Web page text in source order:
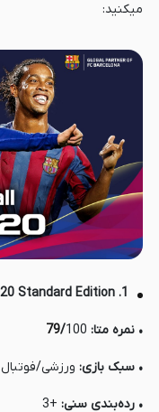
میکنید:
1. eFootball PES 2020 Standard Edition
• نمره متا: 79/100
• سبک بازی: ورزشی/فوتبال
• رده‌بندی سنی: +3